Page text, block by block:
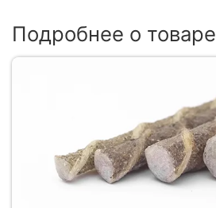
Подробнее о товаре